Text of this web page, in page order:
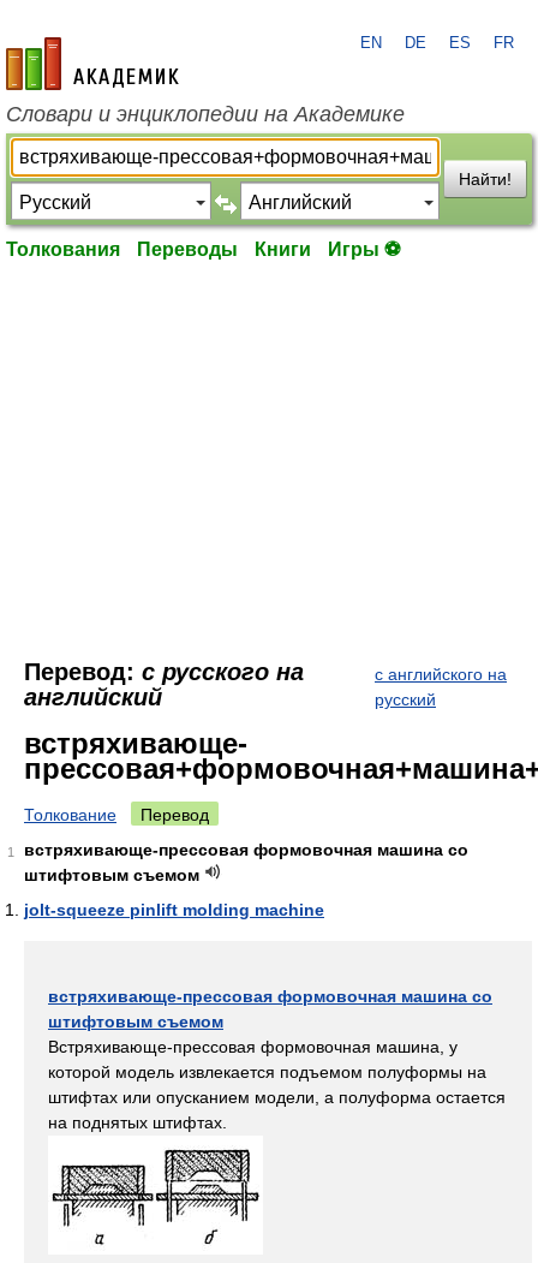
academic.ru
EN DE ES FR
Словари и энциклопедии на Академике
Найти!
Толкования Переводы Книги Игры ⚽
Перевод: с русского на
английский
с английского на
русский
встряхивающе-
Толкование Перевод
1
встряхивающе-прессовая формовочная машина со
штифтовым съемом
jolt-squeeze pinlift molding machine
встряхивающе-прессовая формовочная машина со
штифтовым съемом
Встряхивающе-прессовая формовочная машина, у
которой модель извлекается подъемом полуформы на
штифтах или опусканием модели, а полуформа остается
на поднятых штифтах.